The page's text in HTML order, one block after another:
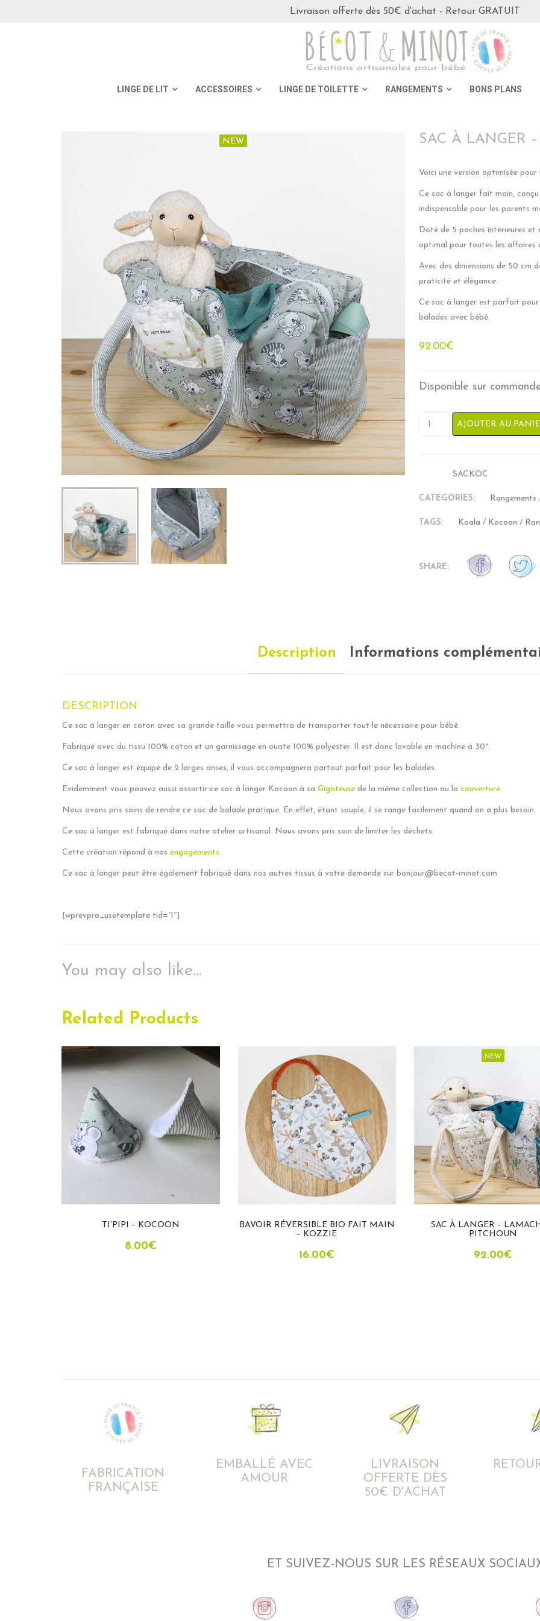
Livraison offerte dès 50€ d'achat - Retour GRATUIT
LINGE DE LIT ACCESSOIRES LINGE DE TOILETTE RANGEMENTS BONS PLANS
NEW SAC À LANGER
Voici une version optimisée pour
Ce sac à langer fait main,
indispensable pour les parents
Doté de 5 poches intérieures et
optimal pour toutes les affaires
Avec des dimensions de 50 cm
praticité et élégance.
Ce sac à langer est parfait
balades avec bébé.
92.00€
Disponible sur
quantité de Sac à Langer -
AJOUTER AU
SACKOC
CATEGORIES: Rangements
TAGS: Koala / Kocoon /
SHARE:
Description Informations
DESCRIPTION
Ce sac à langer en coton avec sa grande taille vous permettra de transporter tout le nécessaire pour bébé.
Fabriqué avec du tissu 100% coton et un garnissage en ouate 100% polyester. Il est donc lavable en machine à 30°.
Ce sac à langer est équipé de 2 larges anses, il vous accompagnera partout parfait pour les balades.
Evidemment vous pouvez aussi assortir ce sac à langer Kocoon à sa Gigoteuse de la même collection ou la couverture
Nous avons pris soins de rendre ce sac de balade pratique. En effet, étant souple, il se range facilement quand on a plus besoin.
Ce sac à langer est fabriqué dans notre atelier artisanal. Nous avons pris soin de limiter les déchets.
Cette création répond à nos engagements.
Ce sac à langer peut être également fabriqué dans nos autres tissus à votre demande sur bonjour@becot-minot.com
[wprevpro_usetemplate tid=”1″]
You may also like…
Related Products
TI’PIPI – KOCOON
8.00€
BAVOIR RÉVERSIBLE BIO FAIT MAIN
– KOZZIE
16.00€
NEW
SAC À LANGER –
PITCHOUN
92.00€
FABRICATION
FRANÇAISE
EMBALLÉ AVEC
AMOUR
LIVRAISON
OFFERTE DÈS
50€ D'ACHAT
ET SUIVEZ-NOUS SUR LES RÉSEAUX